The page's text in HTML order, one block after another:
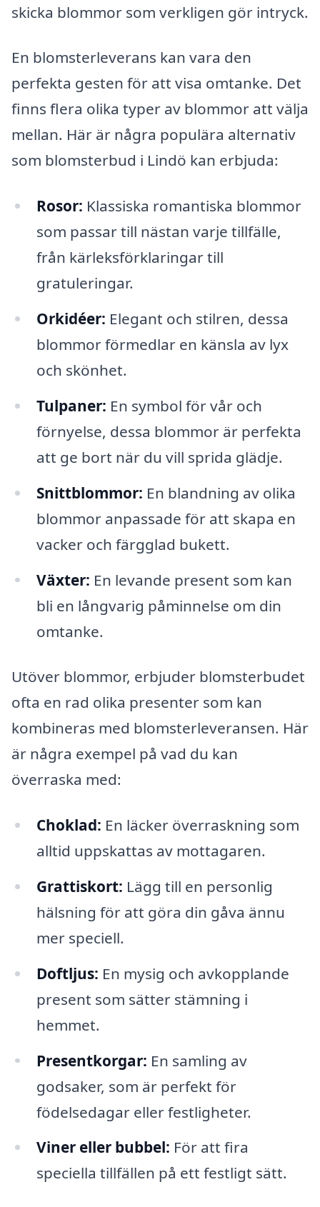
skicka blommor som verkligen gör intryck.
En blomsterleverans kan vara den
perfekta gesten för att visa omtanke. Det
finns flera olika typer av blommor att välja
mellan. Här är några populära alternativ
som blomsterbud i Lindö kan erbjuda:
Rosor: Klassiska romantiska blommor
som passar till nästan varje tillfälle,
från kärleksförklaringar till
gratuleringar.
Orkidéer: Elegant och stilren, dessa
blommor förmedlar en känsla av lyx
och skönhet.
Tulpaner: En symbol för vår och
förnyelse, dessa blommor är perfekta
att ge bort när du vill sprida glädje.
Snittblommor: En blandning av olika
blommor anpassade för att skapa en
vacker och färgglad bukett.
Växter: En levande present som kan
bli en långvarig påminnelse om din
omtanke.
Utöver blommor, erbjuder blomsterbudet
ofta en rad olika presenter som kan
kombineras med blomsterleveransen. Här
är några exempel på vad du kan
överraska med:
Choklad: En läcker överraskning som
alltid uppskattas av mottagaren.
Grattiskort: Lägg till en personlig
hälsning för att göra din gåva ännu
mer speciell.
Doftljus: En mysig och avkopplande
present som sätter stämning i
hemmet.
Presentkorgar: En samling av
godsaker, som är perfekt för
födelsedagar eller festligheter.
Viner eller bubbel: För att fira
speciella tillfällen på ett festligt sätt.